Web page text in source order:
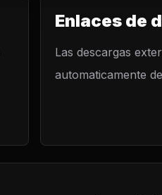
Enlaces de
Las descargas
automaticamente